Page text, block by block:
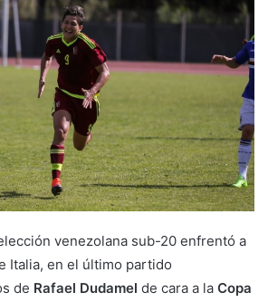
venezolana sub-20 enfrentó a
Italia, en el último partido
de Rafael Dudamel de cara a la Copa